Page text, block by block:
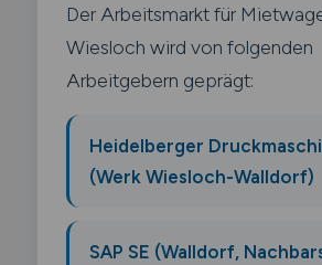
Der Arbeitsmarkt für
Wiesloch wird von folgenden
Arbeitgebern geprägt:
Heidelberger
(Werk Wiesloch-Walldorf)
SAP SE (Walldorf,